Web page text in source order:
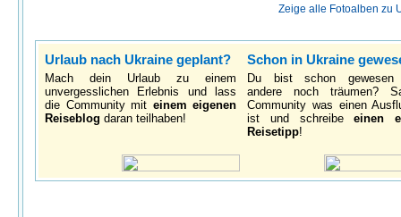
Zeige alle Fotoalben zu
Urlaub nach Ukraine geplant?
Mach dein Urlaub zu einem
unvergesslichen Erlebnis und lass
die Community mit einem eigenen
Reiseblog daran teilhaben!
Schon in Ukraine
Du bist schon gewesen
andere noch träumen?
Community was einen
ist und schreibeeinen
Reisetipp!